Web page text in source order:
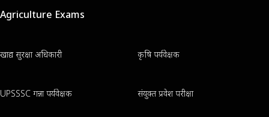
Agriculture Exams
खाद्य सुरक्षा अधिकारी कृषि पर्यवेक्षक
UPSSSC गन्ना पर्यवेक्षक संयुक्त प्रवेश परीक्षा